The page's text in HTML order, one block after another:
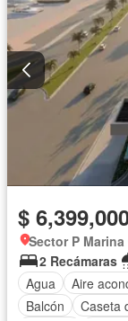
$
Sector P
2 Recámaras
Agua
Aire
Balcón
Caseta